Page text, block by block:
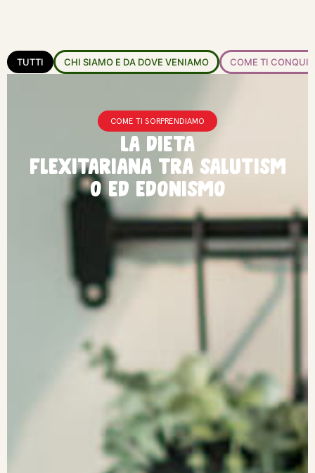
CHI SIAMO E DA DOVE VENIAMO COME TI
TUTTI
COME TI SORPRENDIAMO
La dieta
flexitariana tra salutism
o ed edonismo